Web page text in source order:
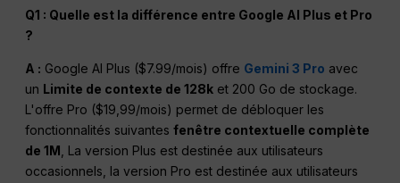
Q1 : Quelle est la différence entre Google AI Plus et Pro
?
A : Google AI Plus ($7.99/mois) offre Gemini 3 Pro avec
un Limite de contexte de 128k et 200 Go de stockage.
L'offre Pro ($19,99/mois) permet de débloquer les
fonctionnalités suivantesfenêtre contextuelle complète
de 1M , La version Plus est destinée aux utilisateurs
occasionnels, la version Pro est destinée aux utilisateurs